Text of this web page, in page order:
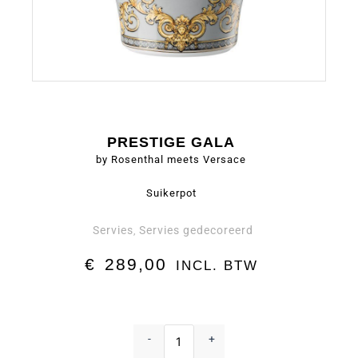
PRESTIGE GALA
by Rosenthal meets Versace
Suikerpot
Servies, Servies gedecoreerd
€ 289,00 INCL. BTW
- +